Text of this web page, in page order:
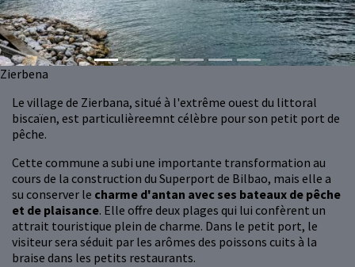
Le village de Zierbana, situé à l'extrême ouest du littoral
biscaïen, est particulièreemnt célèbre pour son petit port de
pêche.
Cette commune a subi une importante transformation au
cours de la construction du Superport de Bilbao, mais elle a
su conserver le charme d'antan avec ses bateaux de pêche
et de plaisance. Elle offre deux plages qui lui confèrent un
attrait touristique plein de charme. Dans le petit port, le
visiteur sera séduit par les arômes des poissons cuits à la
braise dans les petits restaurants.
Zierbena